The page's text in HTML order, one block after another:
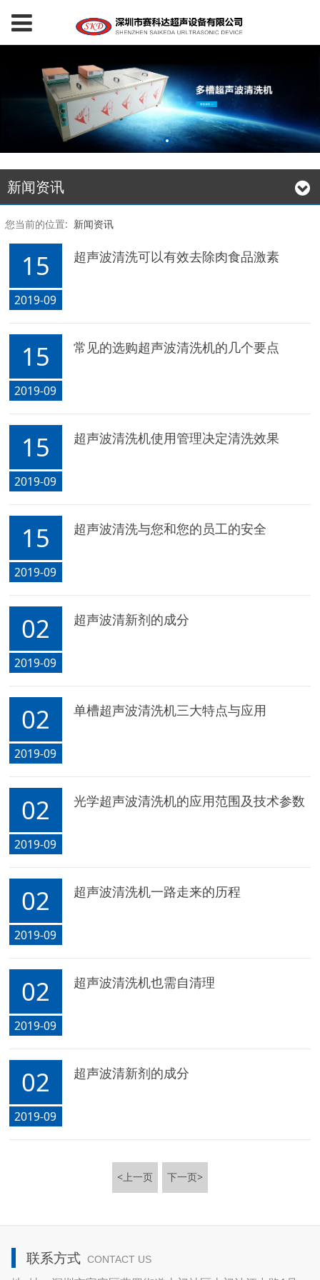
新闻资讯
您当前的位置: 新闻资讯
15
2019-09
超声波清洗可以有效去除肉食品激素
15
2019-09
常见的选购超声波清洗机的几个要点
15
2019-09
超声波清洗机使用管理决定清洗效果
15
2019-09
超声波清洗与您和您的员工的安全
02
2019-09
超声波清新剂的成分
02
2019-09
单槽超声波清洗机三大特点与应用
02
2019-09
光学超声波清洗机的应用范围及技术参数
02
2019-09
超声波清洗机一路走来的历程
02
2019-09
超声波清洗机也需自清理
02
2019-09
超声波清新剂的成分
<上一页 下一页>
联系方式 CONTACT US